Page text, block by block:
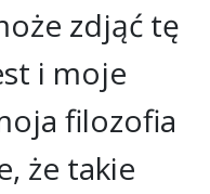
zdjąć tę
i moje
filozofia
że takie